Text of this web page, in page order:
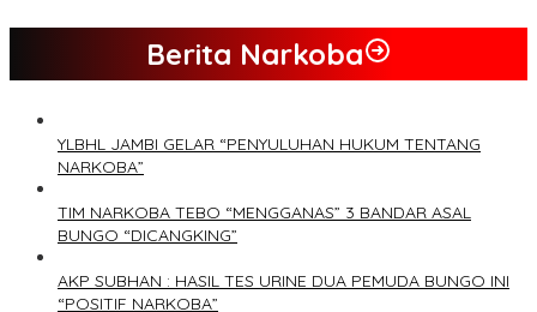
Berita Narkoba
YLBHL JAMBI GELAR “PENYULUHAN HUKUM TENTANG
NARKOBA”
TIM NARKOBA TEBO “MENGGANAS” 3 BANDAR ASAL
BUNGO “DICANGKING”
AKP SUBHAN : HASIL TES URINE DUA PEMUDA BUNGO INI
“POSITIF NARKOBA”